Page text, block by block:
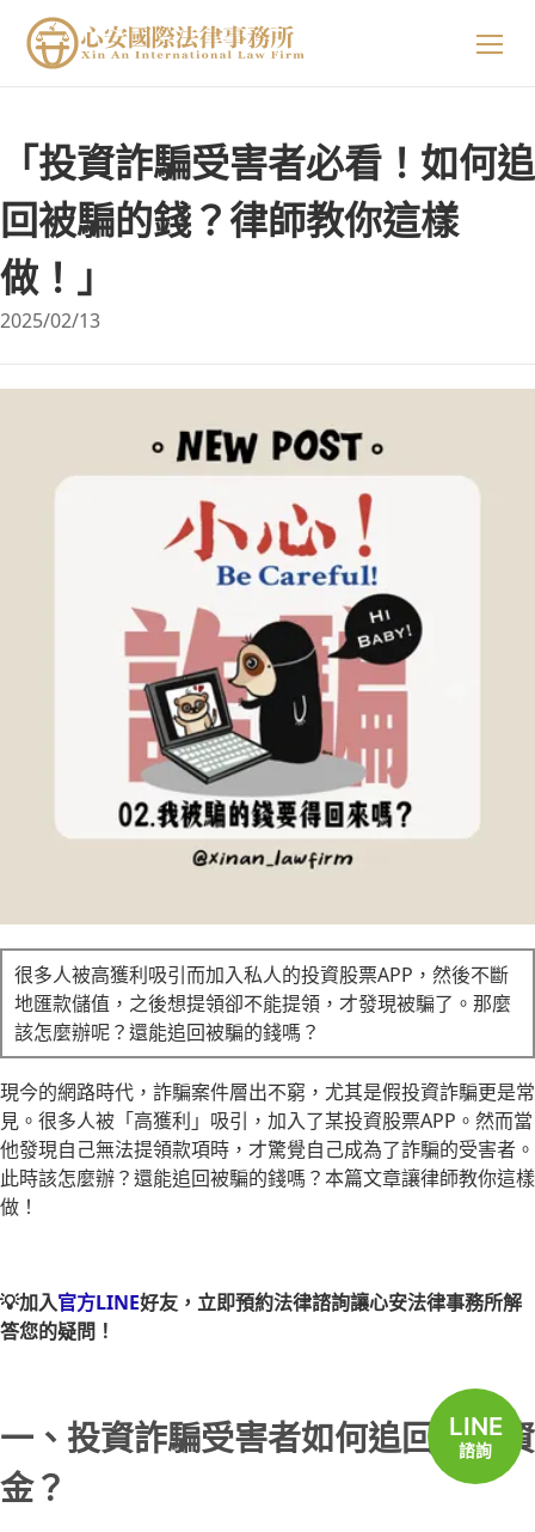
LINE
諮詢
關於我們
吳郁婷 主持律師
專業領域
生活小常識
立即諮詢
「投資詐騙受害者必看！如何追
回被騙的錢？律師教你這樣
做！」
2025/02/13
很多人被高獲利吸引而加入私人的投資股票APP，然後不斷
地匯款儲值，之後想提領卻不能提領，才發現被騙了。那麼
該怎麼辦呢？還能追回被騙的錢嗎？
現今的網路時代，詐騙案件層出不窮，尤其是假投資詐騙更是常
見。很多人被「高獲利」吸引，加入了某投資股票APP。然而當
他發現自己無法提領款項時，才驚覺自己成為了詐騙的受害者。
此時該怎麼辦？還能追回被騙的錢嗎？本篇文章讓律師教你這樣
做！
💡加入官方LINE好友，立即預約法律諮詢讓心安法律事務所解
答您的疑問！
一、投資詐騙受害者如何追回被騙資
金？